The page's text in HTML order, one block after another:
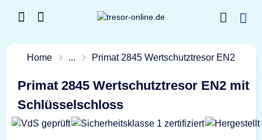
Home ... Primat 2845 Wertschutztresor EN2
Primat 2845 Wertschutztresor EN2 mit
Schlüsselschloss